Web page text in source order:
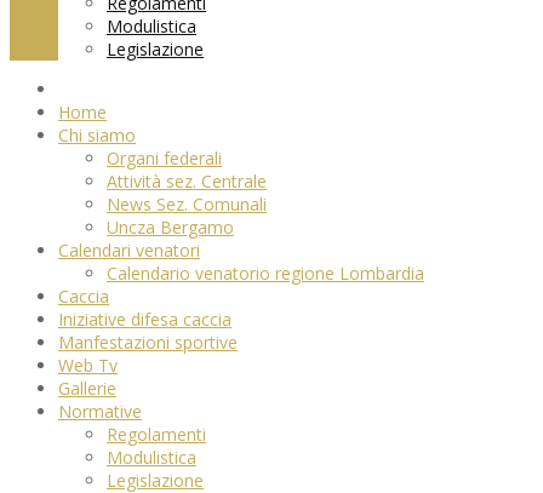
Modulistica
Legislazione
Home
Chi siamo
Organi federali
Attività sez. Centrale
News Sez. Comunali
Uncza Bergamo
Calendari venatori
Calendario venatorio regione Lombardia
Caccia
Iniziative difesa caccia
Manfestazioni sportive
Web Tv
Gallerie
Normative
Regolamenti
Modulistica
Legislazione